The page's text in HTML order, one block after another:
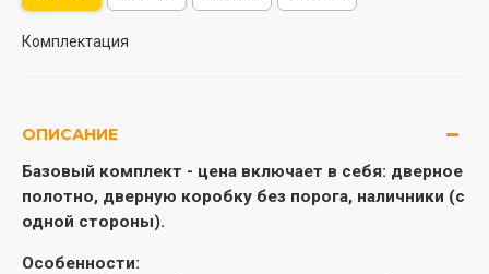
Комплектация
ОПИСАНИЕ
Базовый комплект - цена включает в себя: дверное
полотно, дверную коробку без порога, наличники (с
одной стороны).
Особенности: